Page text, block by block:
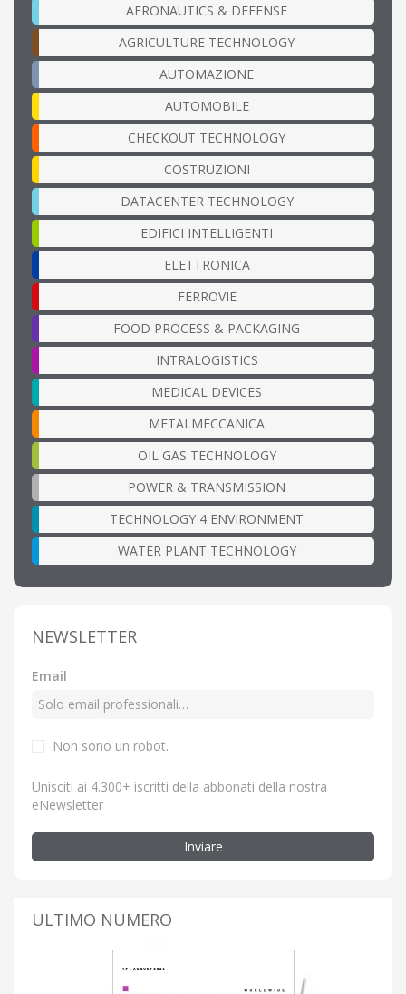
AERONAUTICS & DEFENSE
AGRICULTURE TECHNOLOGY
AUTOMAZIONE
AUTOMOBILE
CHECKOUT TECHNOLOGY
COSTRUZIONI
DATACENTER TECHNOLOGY
EDIFICI INTELLIGENTI
ELETTRONICA
FERROVIE
FOOD PROCESS & PACKAGING
INTRALOGISTICS
MEDICAL DEVICES
METALMECCANICA
OIL GAS TECHNOLOGY
POWER & TRANSMISSION
TECHNOLOGY 4 ENVIRONMENT
WATER PLANT TECHNOLOGY
NEWSLETTER
Email
Non sono un robot.
Unisciti ai 4.300+ iscritti della abbonati della nostra
eNewsletter
Inviare
ULTIMO NUMERO